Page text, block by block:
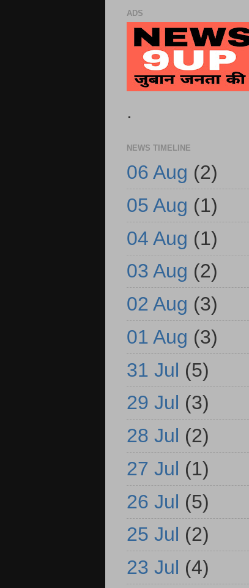
ADS
.
NEWS TIMELINE
06 Aug (2)
05 Aug (1)
04 Aug (1)
03 Aug (2)
02 Aug (3)
01 Aug (3)
31 Jul (5)
29 Jul (3)
28 Jul (2)
27 Jul (1)
26 Jul (5)
25 Jul (2)
23 Jul (4)